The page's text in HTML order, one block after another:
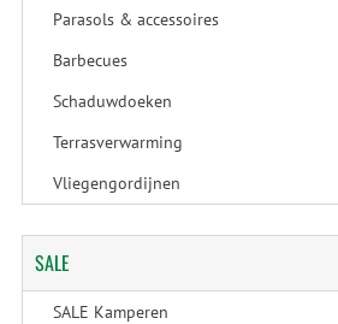
Parasols & accessoires
Barbecues
Schaduwdoeken
Terrasverwarming
Vliegengordijnen
SALE
SALE Kamperen